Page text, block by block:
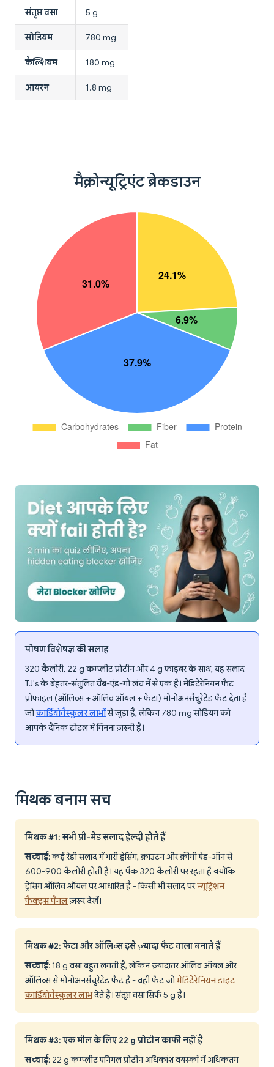
संतृप्त वसा 5 g
सोडियम 780 mg
कैल्शियम 180 mg
आयरन 1.8 mg
मैक्रोन्यूट्रिएंट ब्रेकडाउन
पोषण विशेषज्ञ की सलाह
320 कैलोरी, 22 g कम्प्लीट प्रोटीन और 4 g फाइबर के साथ, यह सलाद
TJ's के बेहतर-संतुलित ग्रैब-एंड-गो लंच में से एक है। मेडिटेरेनियन फैट
प्रोफाइल (ऑलिव्स + ऑलिव ऑयल + फेटा) मोनोअनसैचुरेटेड फैट देता है
जोकार्डियोवैस्कुलर लाभोंसे जुड़ा है, लेकिन 780 mg सोडियम को
आपके दैनिक टोटल में गिनना ज़रूरी है।
मिथक बनाम सच
मिथक #1: सभी प्री-मेड सलाद हेल्दी होते हैं
सच्चाई: कई रेडी सलाद में भारी ड्रेसिंग, क्राउटन और क्रीमी ऐड-ऑन से
600-900 कैलोरी होती हैं। यह पैक 320 कैलोरी पर रहता है क्योंकि
ड्रेसिंग ऑलिव ऑयल पर आधारित है - किसी भी सलाद परन्यूट्रिशन
फैक्ट्स पैनलज़रूर देखें।
मिथक #2: फेटा और ऑलिव्स इसे ज़्यादा फैट वाला बनाते हैं
सच्चाई: 18 g वसा बहुत लगती है, लेकिन ज़्यादातर ऑलिव ऑयल और
ऑलिव्स से मोनोअनसैचुरेटेड फैट है - वही फैट जोमेडिटेरेनियन डाइट
कार्डियोवैस्कुलर लाभदेते हैं। संतृप्त वसा सिर्फ 5 g है।
मिथक #3: एक मील के लिए 22 g प्रोटीन काफी नहीं है
सच्चाई: 22 g कम्प्लीट एनिमल प्रोटीन अधिकांश वयस्कों में अधिकतम